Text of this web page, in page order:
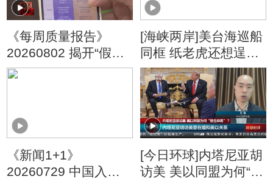
《每周质量报告》
20260802 揭开“假洋
牌”的真面目
[海峡两岸]美台海巡船
同框 纸老虎还想逞
威？
《新闻1+1》
20260729 中国入境
[今日环球]内塔尼亚胡
访美 美以同盟为何“貌